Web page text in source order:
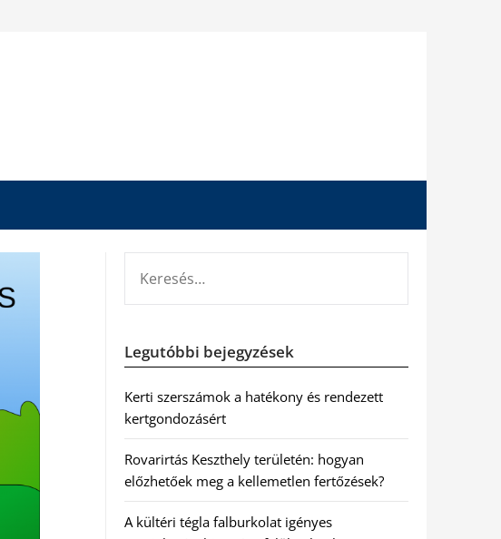
Legutóbbi bejegyzések
Kerti szerszámok a hatékony és rendezett
kertgondozásért
Rovarirtás Keszthely területén: hogyan
előzhetőek meg a kellemetlen fertőzések?
A kültéri tégla falburkolat igényes